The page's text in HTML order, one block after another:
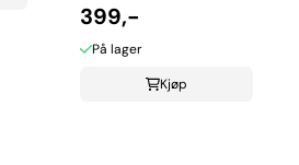
399,-
På lager
Kjøp